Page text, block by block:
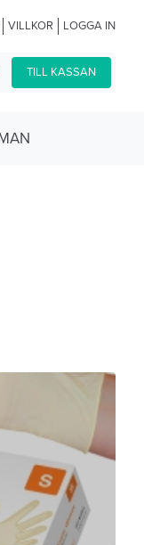
VILLKOR LOGGA IN
TILL KASSAN